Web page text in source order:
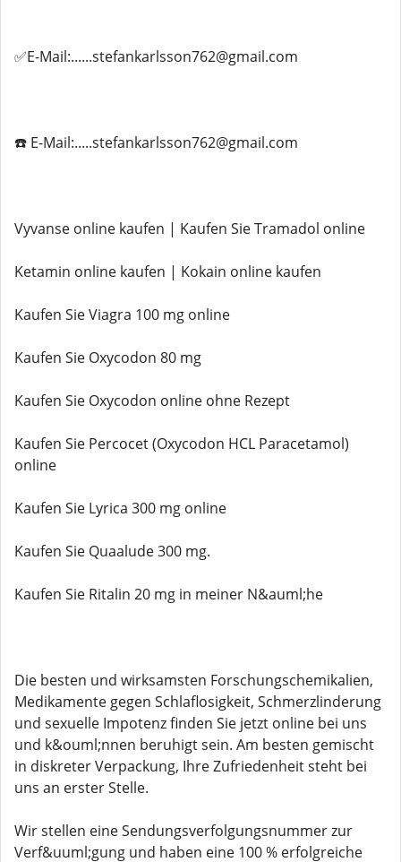
✅E-Mail:......stefankarlsson762@gmail.com
☎️ E-Mail:.....stefankarlsson762@gmail.com
Vyvanse online kaufen | Kaufen Sie Tramadol online
Ketamin online kaufen | Kokain online kaufen
Kaufen Sie Viagra 100 mg online
Kaufen Sie Oxycodon 80 mg
Kaufen Sie Oxycodon online ohne Rezept
Kaufen Sie Percocet (Oxycodon HCL Paracetamol)
online
Kaufen Sie Lyrica 300 mg online
Kaufen Sie Quaalude 300 mg.
Kaufen Sie Ritalin 20 mg in meiner N&auml;he
Die besten und wirksamsten Forschungschemikalien,
Medikamente gegen Schlaflosigkeit, Schmerzlinderung
und sexuelle Impotenz finden Sie jetzt online bei uns
und k&ouml;nnen beruhigt sein. Am besten gemischt
in diskreter Verpackung, Ihre Zufriedenheit steht bei
uns an erster Stelle.
Wir stellen eine Sendungsverfolgungsnummer zur
Verf&uuml;gung und haben eine 100 % erfolgreiche